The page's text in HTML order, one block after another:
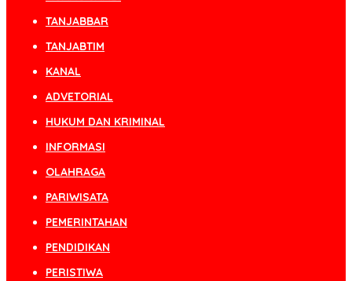
TANJABBAR
TANJABTIM
KANAL
ADVETORIAL
HUKUM DAN KRIMINAL
INFORMASI
OLAHRAGA
PARIWISATA
PEMERINTAHAN
PENDIDIKAN
PERISTIWA